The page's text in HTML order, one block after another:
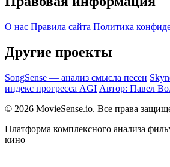
О нас Правила сайта Политика
Другие проекты
SongSense — анализ смысла песен
индекс прогресса AGI Автор: Павел
© 2026 MovieSense.io. Все права
Платформа комплексного анализа
кино